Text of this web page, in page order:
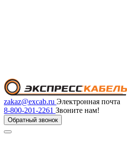
zakaz@excab.ru Электронная почта
8-800-201-2261 Звоните нам!
Обратный звонок